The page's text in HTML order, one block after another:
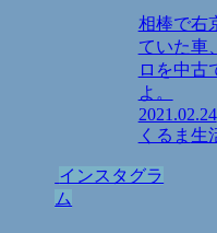
相棒で右
ていた車
ロを中古
よ。
2021.02.24
くるま 生
インスタグラ
ム